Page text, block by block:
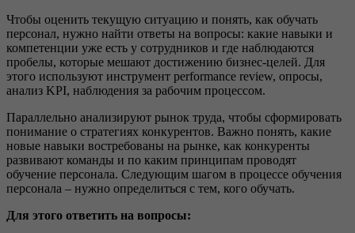
Чтобы оценить текущую ситуацию и понять, как обучать
персонал, нужно найти ответы на вопросы: какие навыки и
компетенции уже есть у сотрудников и где наблюдаются
пробелы, которые мешают достижению бизнес-целей. Для
этого используют инструмент performance review, опросы,
анализ KPI, наблюдения за рабочим процессом.
Параллельно анализируют рынок труда, чтобы сформировать
понимание о стратегиях конкурентов. Важно понять, какие
новые навыки востребованы на рынке, как конкуренты
развивают команды и по каким принципам проводят
обучение персонала. Следующим шагом в процессе обучения
персонала – нужно определиться с тем, кого обучать.
Для этого ответить на вопросы: